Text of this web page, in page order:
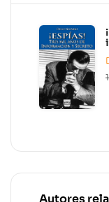
Autores